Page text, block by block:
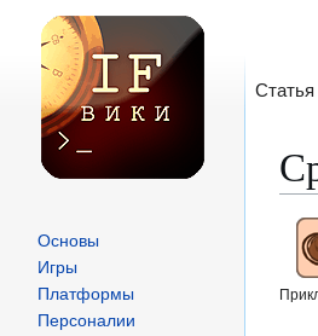
Статья
Основы
Игры
Платформы
Персоналии